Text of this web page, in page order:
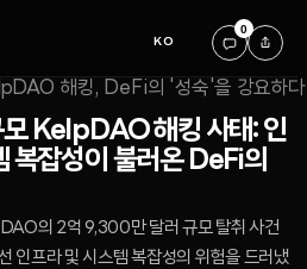
KO
0
KelpDAO 해킹 사태: 인
복잡성이 불러온 DeFi의
의 2억 9,300만 달러 규모 탈취 사건
인프라 및 시스템 복잡성의 위험을 드러냈